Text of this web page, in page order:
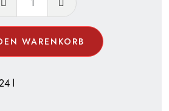
Noir
Nachfüller
-
WARENKORB
l